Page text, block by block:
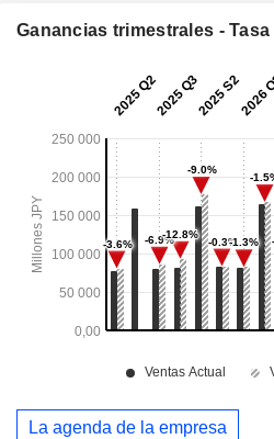
Ganancias trimestrales -
La agenda de la empresa